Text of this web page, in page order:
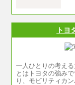
トヨ
一人ひとりの考え
とはトヨタの強み
り、モビリティカ